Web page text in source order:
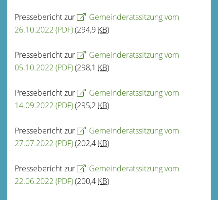
Pressebericht zur
Gemeinderatssitzung vom
26.10.2022 (PDF)(294,9 KB)
Pressebericht zur
Gemeinderatssitzung vom
05.10.2022 (PDF)(298,1 KB)
Pressebericht zur
Gemeinderatssitzung vom
14.09.2022 (PDF)(295,2 KB)
Pressebericht zur
Gemeinderatssitzung vom
27.07.2022 (PDF)(202,4 KB)
Pressebericht zur
Gemeinderatssitzung vom
22.06.2022 (PDF)(200,4 KB)